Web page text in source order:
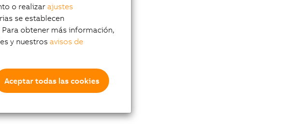
o realizarajustes
se establecen
obtener más información,
y nuestros avisos de
Aceptar todas las cookies